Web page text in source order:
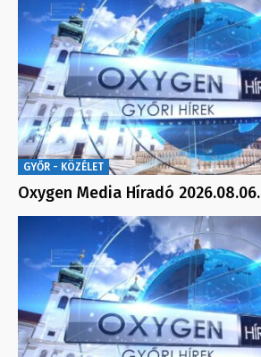
GYŐR - KÖZÉLET
Oxygen Media Híradó 2026.08.06.